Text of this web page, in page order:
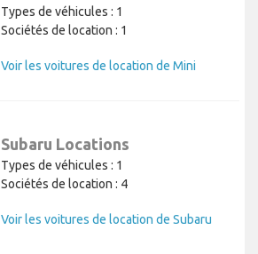
Types de véhicules : 1
Sociétés de location : 1
Voir les voitures de location de Mini
Subaru Locations
Types de véhicules : 1
Sociétés de location : 4
Voir les voitures de location de Subaru